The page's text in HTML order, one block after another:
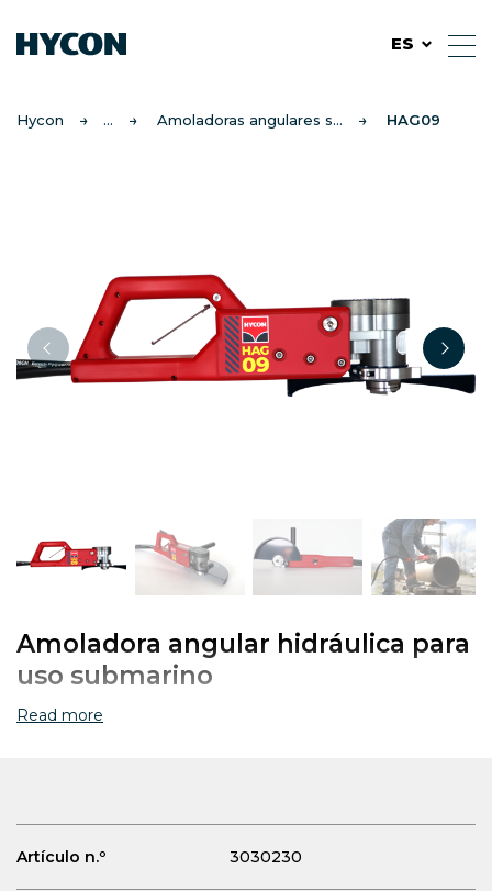
ES
Hycon Amoladoras angulares subacuáticas HAG09
Amoladora angular hidráulica para
uso submarino
Read more
Artículo n.º 3030230